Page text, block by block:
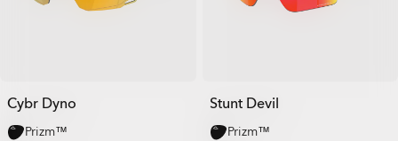
Cybr Dyno
Prizm™
Stunt Devil
Prizm™